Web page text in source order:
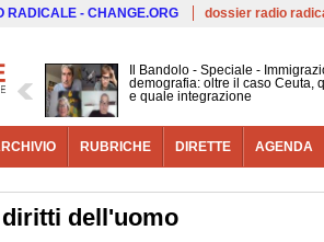
Salta al
RADICALE - CHANGE.ORG dossier radio
Il Bandolo - Speciale -
demografia: oltre il caso Ceuta,
e quale integrazione
RUBRICHE DIRETTE AGENDA
diritti dell'uomo